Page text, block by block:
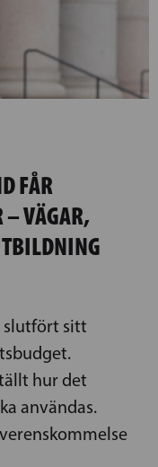
FÅR
– VÄGAR,
slutfört sitt
hur det
användas.